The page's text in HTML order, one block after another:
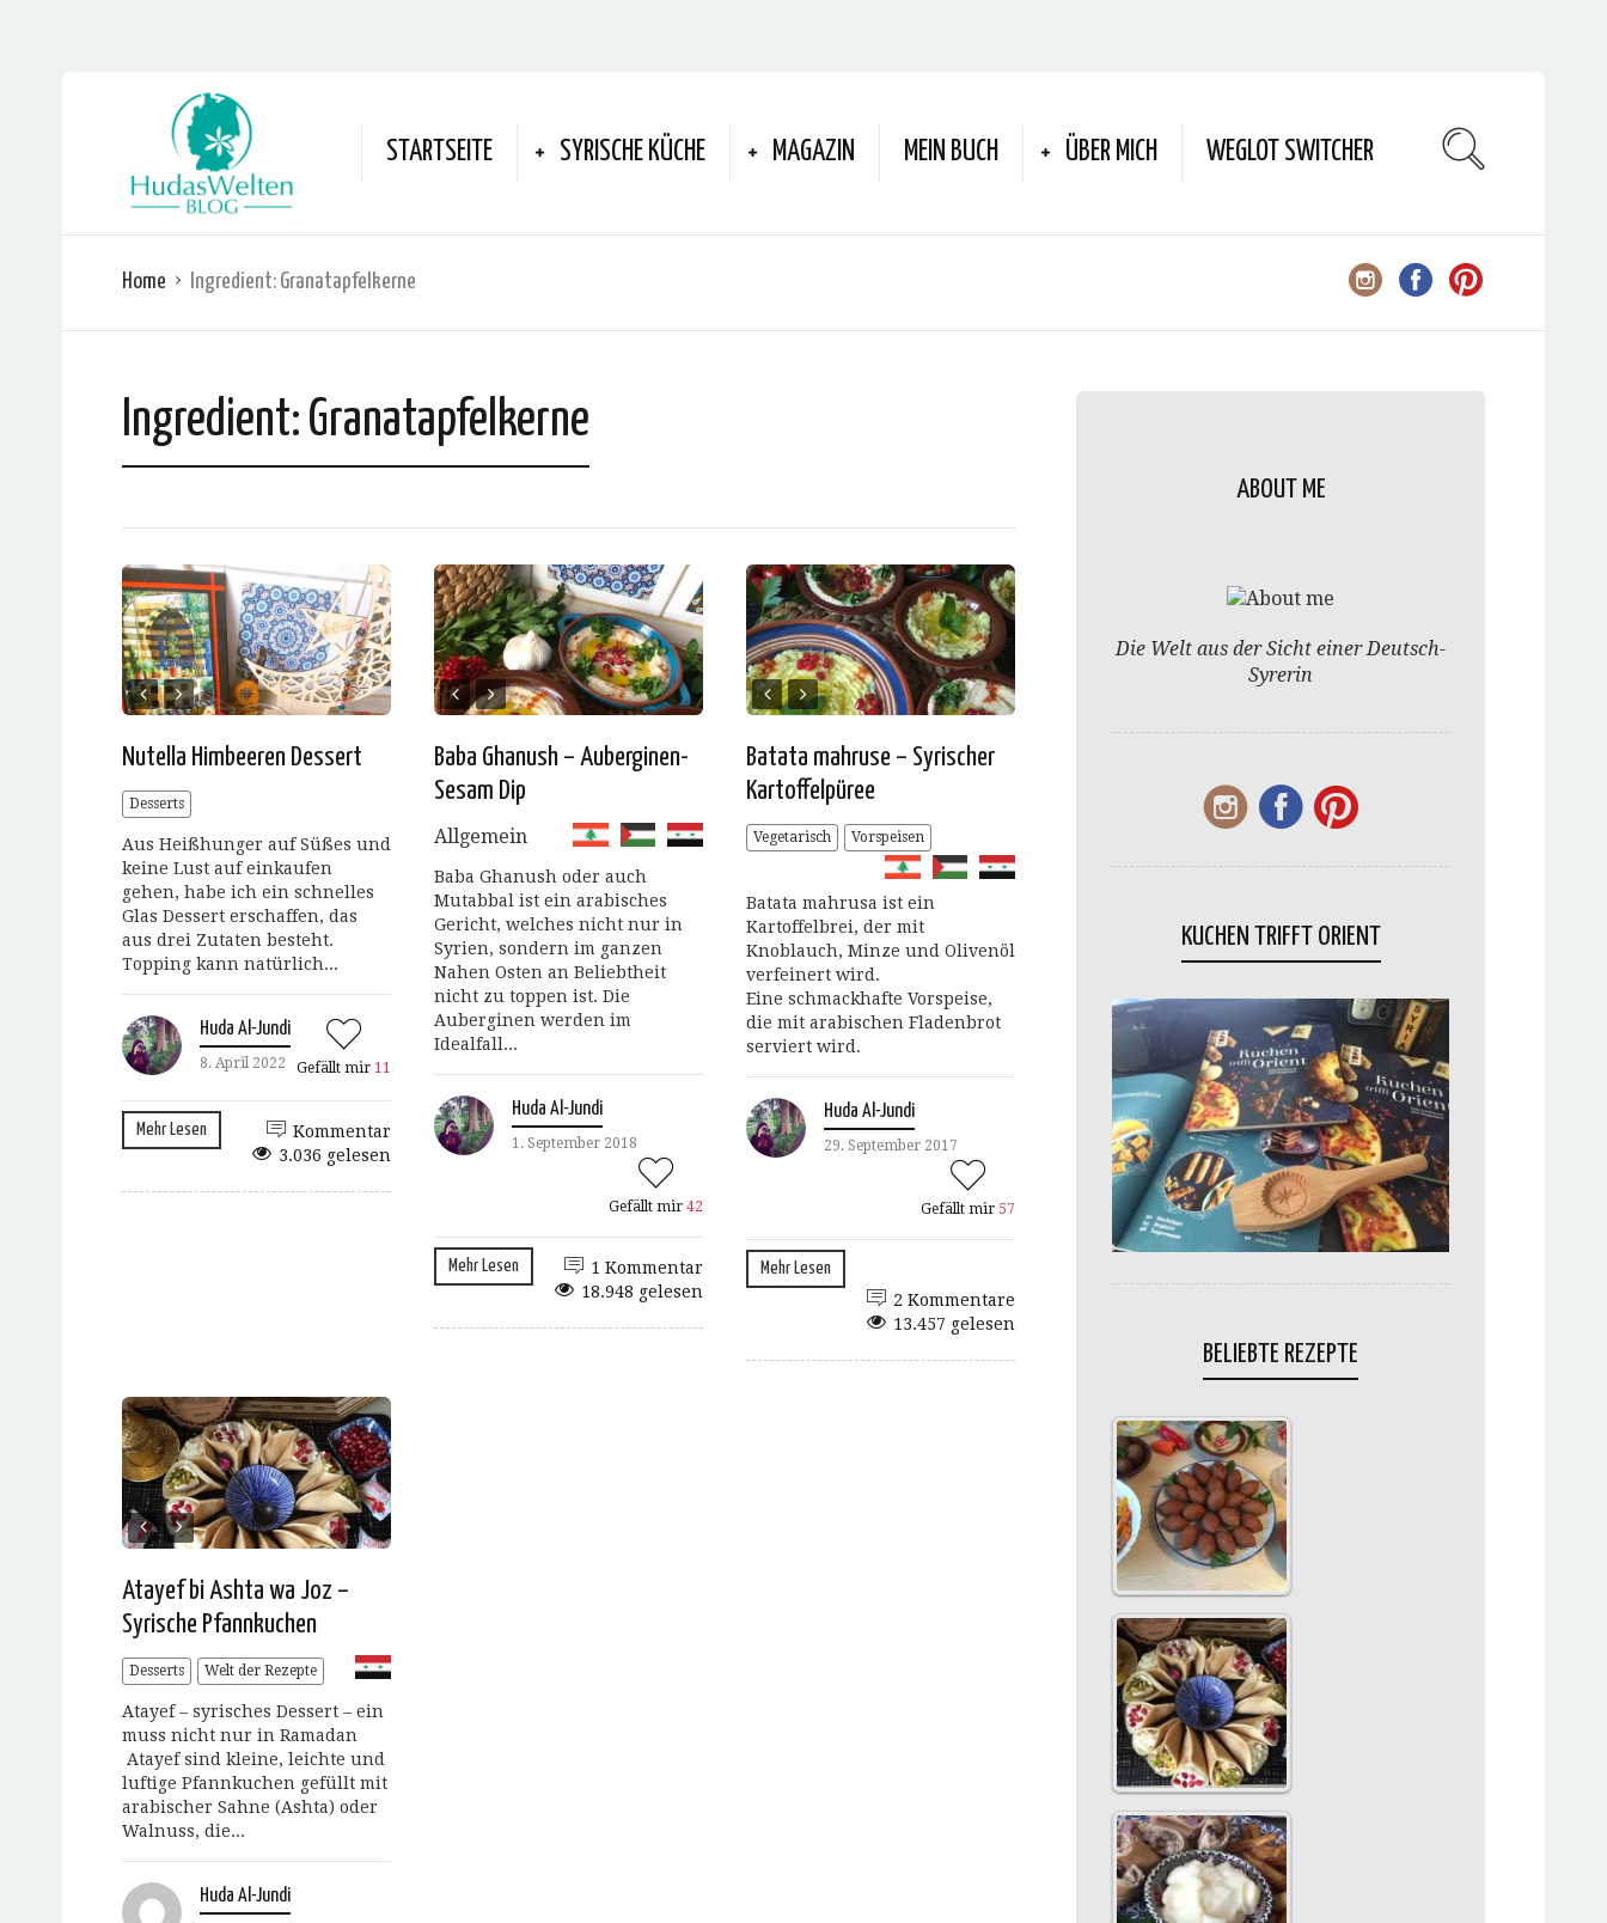
STARTSEITE SYRISCHE KÜCHE MAGAZIN MEIN BUCH ÜBER MICH WEGLOT SWITCHER
Home Ingredient: Granatapfelkerne
Ingredient: Granatapfelkerne
Nutella Himbeeren Dessert
Desserts
Aus Heißhunger auf Süßes und
keine Lust auf einkaufen
gehen, habe ich ein schnelles
Glas Dessert erschaffen, das
aus drei Zutaten besteht.
Topping kann natürlich...
Huda Al-Jundi
8. April 2022 Gefällt mir11
Mehr Lesen
Kommentar
3.036 gelesen
Baba Ghanush – Auberginen-
Sesam Dip
Allgemein
Baba Ghanush oder auch
Mutabbal ist ein arabisches
Gericht, welches nicht nur in
Syrien, sondern im ganzen
Nahen Osten an Beliebtheit
nicht zu toppen ist. Die
Auberginen werden im
Idealfall...
Huda Al-Jundi
1. September 2018
Gefällt mir42
Mehr Lesen
1 Kommentar
18.948 gelesen
Batata mahruse – Syrischer
Kartoffelpüree
Vegetarisch Vorspeisen
Batata mahrusa ist ein
Kartoffelbrei, der mit
Knoblauch, Minze und Olivenöl
verfeinert wird.
Eine schmackhafte Vorspeise,
die mit arabischen Fladenbrot
serviert wird.
Huda Al-Jundi
29. September 2017
Gefällt mir 57
Mehr Lesen
2 Kommentare
13.457 gelesen
Atayef bi Ashta wa Joz –
Syrische Pfannkuchen
Desserts Welt der Rezepte
Atayef – syrisches Dessert – ein
muss nicht nur in Ramadan
Atayef sind kleine, leichte und
luftige Pfannkuchen gefüllt mit
arabischer Sahne (Ashta) oder
Walnuss, die...
Huda Al-Jundi
ABOUT ME
Die Welt aus der Sicht einer Deutsch-
Syrerin
KUCHEN TRIFFT ORIENT
BELIEBTE REZEPTE